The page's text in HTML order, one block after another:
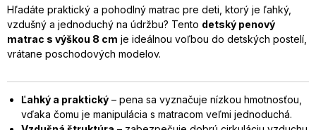
Hľadáte praktický a pohodlný matrac pre deti, ktorý je ľahký,
vzdušný a jednoduchý na údržbu? Tento detský penový
matrac s výškou 8 cm je ideálnou voľbou do detských postelí,
vrátane poschodových modelov.
Ľahký a praktický – pena sa vyznačuje nízkou hmotnosťou,
vďaka čomu je manipulácia s matracom veľmi jednoduchá.